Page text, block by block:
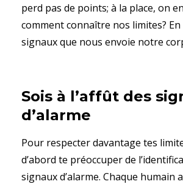
perd pas de points; à la place, on
comment connaître nos limites?
signaux que nous envoie notre
Sois à l’affût des
d’alarme
Pour respecter davantage tes
d’abord te préoccuper de
signaux d’alarme. Chaque humain